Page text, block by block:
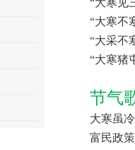
“大寒见
“大寒不
“大采不
“大寒猪
节气
大寒虽
富民政